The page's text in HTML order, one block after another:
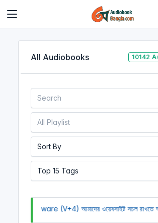
All Audiobooks 10142
আমাদের ওয়েবসাইট সচল রাখতে আমাদের অর্থ